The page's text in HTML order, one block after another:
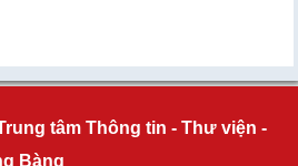
tâm Thông tin - Thư viện -
Bàng